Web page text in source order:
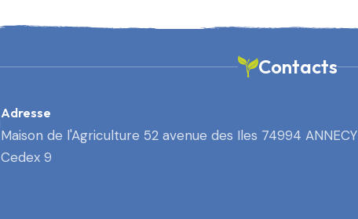
Contacts
Adresse
Maison de l'Agriculture 52 avenue des Iles 74994 ANNECY
Cedex 9